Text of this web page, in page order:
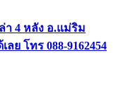
า 4 หลัง อ.แม่ริม
ย โทร 088-9162454